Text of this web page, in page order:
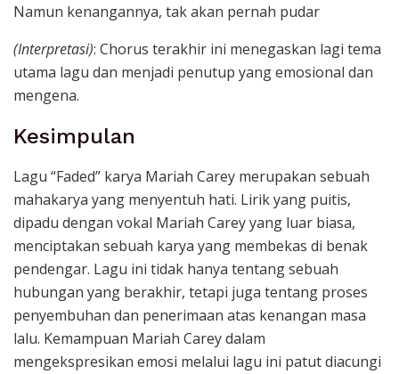
Namun kenangannya, tak akan pernah pudar
(Interpretasi): Chorus terakhir ini menegaskan lagi tema
utama lagu dan menjadi penutup yang emosional dan
mengena.
Kesimpulan
Lagu “Faded” karya Mariah Carey merupakan sebuah
mahakarya yang menyentuh hati. Lirik yang puitis,
dipadu dengan vokal Mariah Carey yang luar biasa,
menciptakan sebuah karya yang membekas di benak
pendengar. Lagu ini tidak hanya tentang sebuah
hubungan yang berakhir, tetapi juga tentang proses
penyembuhan dan penerimaan atas kenangan masa
lalu. Kemampuan Mariah Carey dalam
mengekspresikan emosi melalui lagu ini patut diacungi